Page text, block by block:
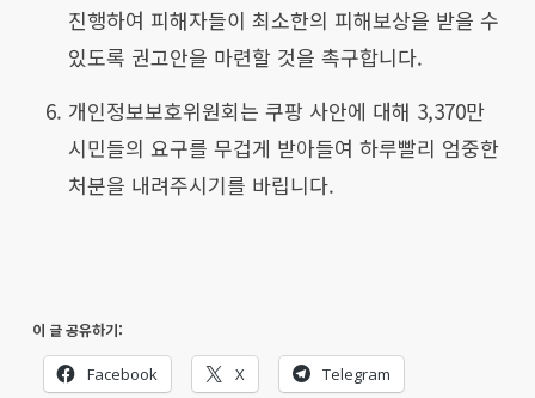
진행하여 피해자들이 최소한의 피해보상을 받을 수
있도록 권고안을 마련할 것을 촉구합니다.
개인정보보호위원회는 쿠팡 사안에 대해 3,370만
시민들의 요구를 무겁게 받아들여 하루빨리 엄중한
처분을 내려주시기를 바립니다.
이 글 공유하기:
Facebook X Telegram